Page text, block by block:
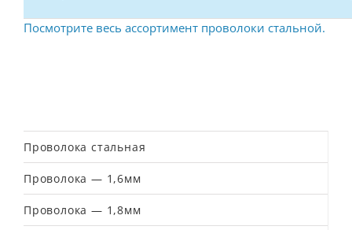
Посмотрите весь ассортимент проволоки стальной.
Проволока стальная
Проволока — 1,6мм
Проволока — 1,8мм